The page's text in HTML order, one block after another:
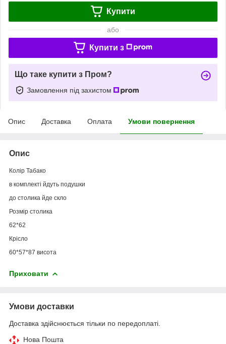
Купити
або
Купити з
Що таке купити з Пром?
Замовлення під захистом
Опис Доставка Оплата Умови повернення
Опис
Колір Табако
в комплекті йдуть подушки
до столика йде скло
Розмір столика
62*62
Крісло
60*57*87 висота
Приховати
Умови доставки
Доставка здійснюється тільки по передоплаті.
Нова Пошта